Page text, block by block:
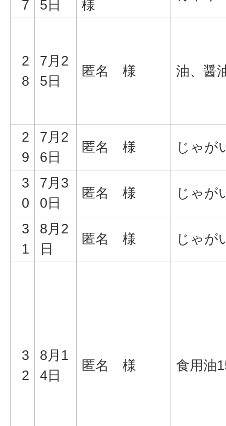
7 5日 様
2
8
7月2
5日
匿名 様 油、醤
2
9
7月2
6日
匿名 様 じゃが
3
0
7月3
0日
匿名 様 じゃが
3
1
8月2
日
匿名 様 じゃが
3
2
8月1
4日
匿名 様 食用油